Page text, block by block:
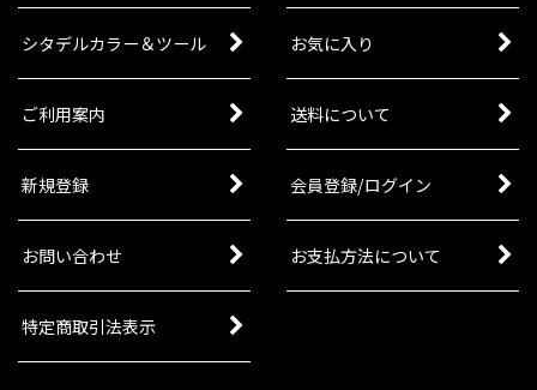
シタデルカラー＆ツール お気に入り
ご利用案内 送料について
新規登録 会員登録/ログイン
お問い合わせ お支払方法について
特定商取引法表示